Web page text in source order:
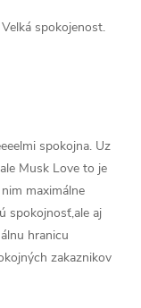
spokojenost.
spokojna. Uz
Musk Love to je
maximálne
spokojnosť,ale aj
hranicu
zakaznikov